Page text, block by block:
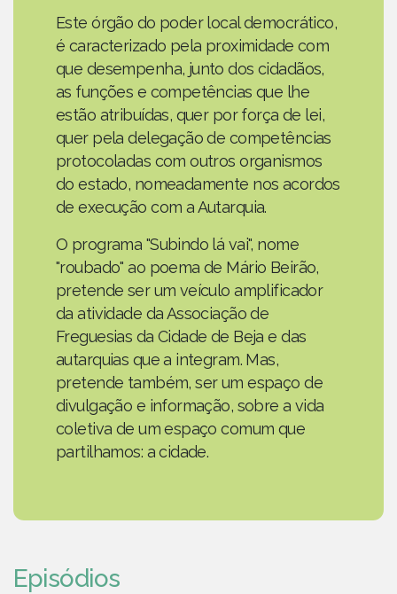
Este órgão do poder local democrático,
é caracterizado pela proximidade com
que desempenha, junto dos cidadãos,
as funções e competências que lhe
estão atribuídas, quer por força de lei,
quer pela delegação de competências
protocoladas com outros organismos
do estado, nomeadamente nos acordos
de execução com a Autarquia.
O programa "Subindo lá vai", nome
"roubado" ao poema de Mário Beirão,
pretende ser um veículo amplificador
da atividade da Associação de
Freguesias da Cidade de Beja e das
autarquias que a integram. Mas,
pretende também, ser um espaço de
divulgação e informação, sobre a vida
coletiva de um espaço comum que
partilhamos: a cidade.
Episódios